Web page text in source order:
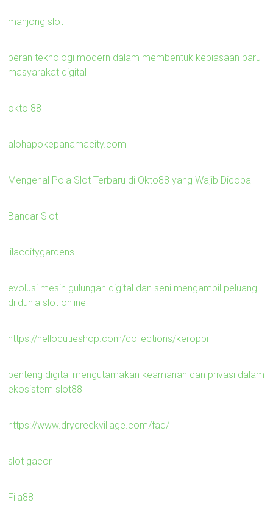
mahjong slot
peran teknologi modern dalam membentuk kebiasaan baru
masyarakat digital
okto 88
alohapokepanamacity.com
Mengenal Pola Slot Terbaru di Okto88 yang Wajib Dicoba
Bandar Slot
lilaccitygardens
evolusi mesin gulungan digital dan seni mengambil peluang
di dunia slot online
https://hellocutieshop.com/collections/keroppi
benteng digital mengutamakan keamanan dan privasi dalam
ekosistem slot88
https://www.drycreekvillage.com/faq/
slot gacor
Fila88